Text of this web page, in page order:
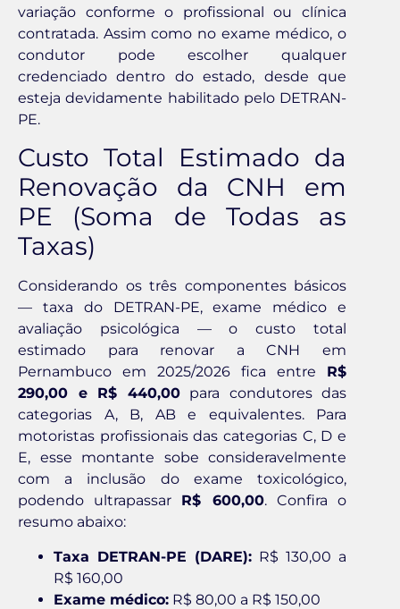
variação conforme o profissional ou clínica
contratada. Assim como no exame médico, o
condutor pode escolher qualquer
credenciado dentro do estado, desde que
esteja devidamente habilitado pelo DETRAN-
PE.
Custo Total Estimado da
Renovação da CNH em
PE (Soma de Todas as
Taxas)
Considerando os três componentes básicos
— taxa do DETRAN-PE, exame médico e
avaliação psicológica — o custo total
estimado para renovar a CNH em
Pernambuco em 2025/2026 fica entre R$
290,00 e R$ 440,00para condutores das
categorias A, B, AB e equivalentes. Para
motoristas profissionais das categorias C, D e
E, esse montante sobe consideravelmente
com a inclusão do exame toxicológico,
podendo ultrapassar R$ 600,00. Confira o
resumo abaixo:
Taxa DETRAN-PE (DARE): R$ 130,00 a
R$ 160,00
Exame médico: R$ 80,00 a R$ 150,00